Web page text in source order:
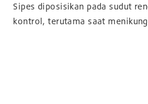
Sipes diposisikan pada sudut
kontrol, terutama saat